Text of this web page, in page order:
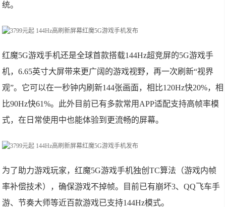
统。
红魔5G游戏手机还是全球首款搭载144Hz超竞屏的5G游戏手
机，6.65英寸大屏带来更广阔的游戏视野，再一次刷新“视界
观”。它可以在一秒钟内刷新144张画面，相比120Hz快20%，相
比90Hz快61%。此外目前已有多款常用APP适配支持高帧率模
式，在日常使用中也能体验到更流畅的屏幕。
为了助力游戏玩家，红魔5G游戏手机独创TC算法（游戏内帧
率补偿技术），确保游戏不掉帧。目前已有崩坏3、QQ飞车手
游、节奏大师等近百款游戏已支持144Hz模式。